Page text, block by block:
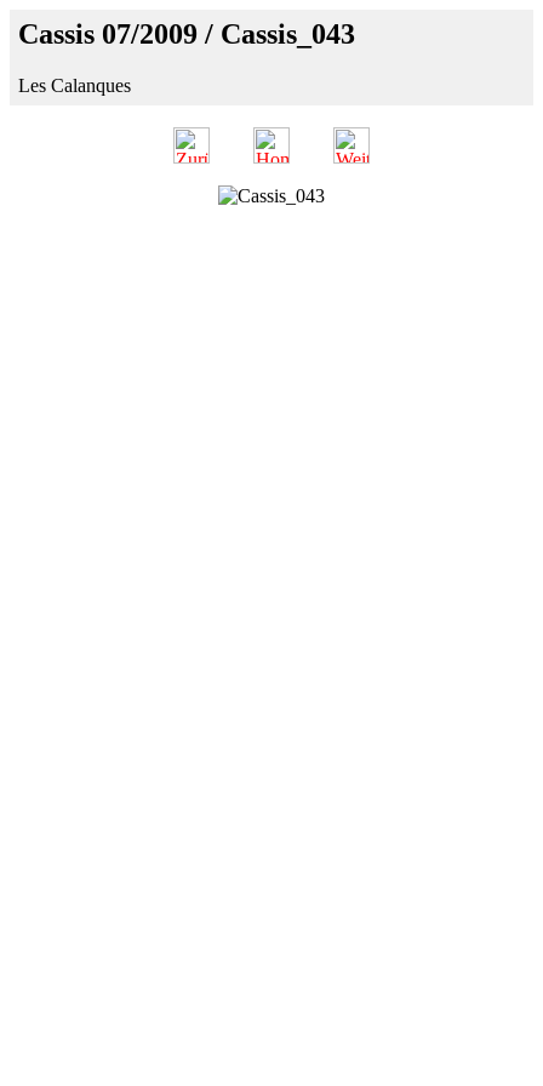
Cassis 07/2009 / Cassis_043
Les Calanques